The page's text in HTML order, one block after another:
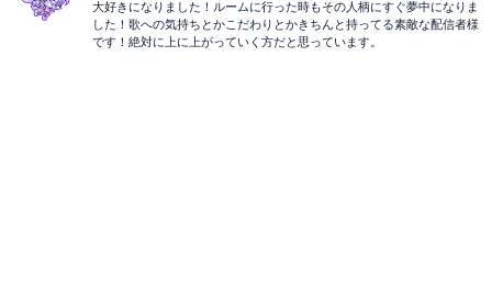
大好きになりました！ルームに行った時もその人柄にすぐ夢中になりま
した！歌への気持ちとかこだわりとかきちんと持ってる素敵な配信者様
です！絶対に上に上がっていく方だと思っています。